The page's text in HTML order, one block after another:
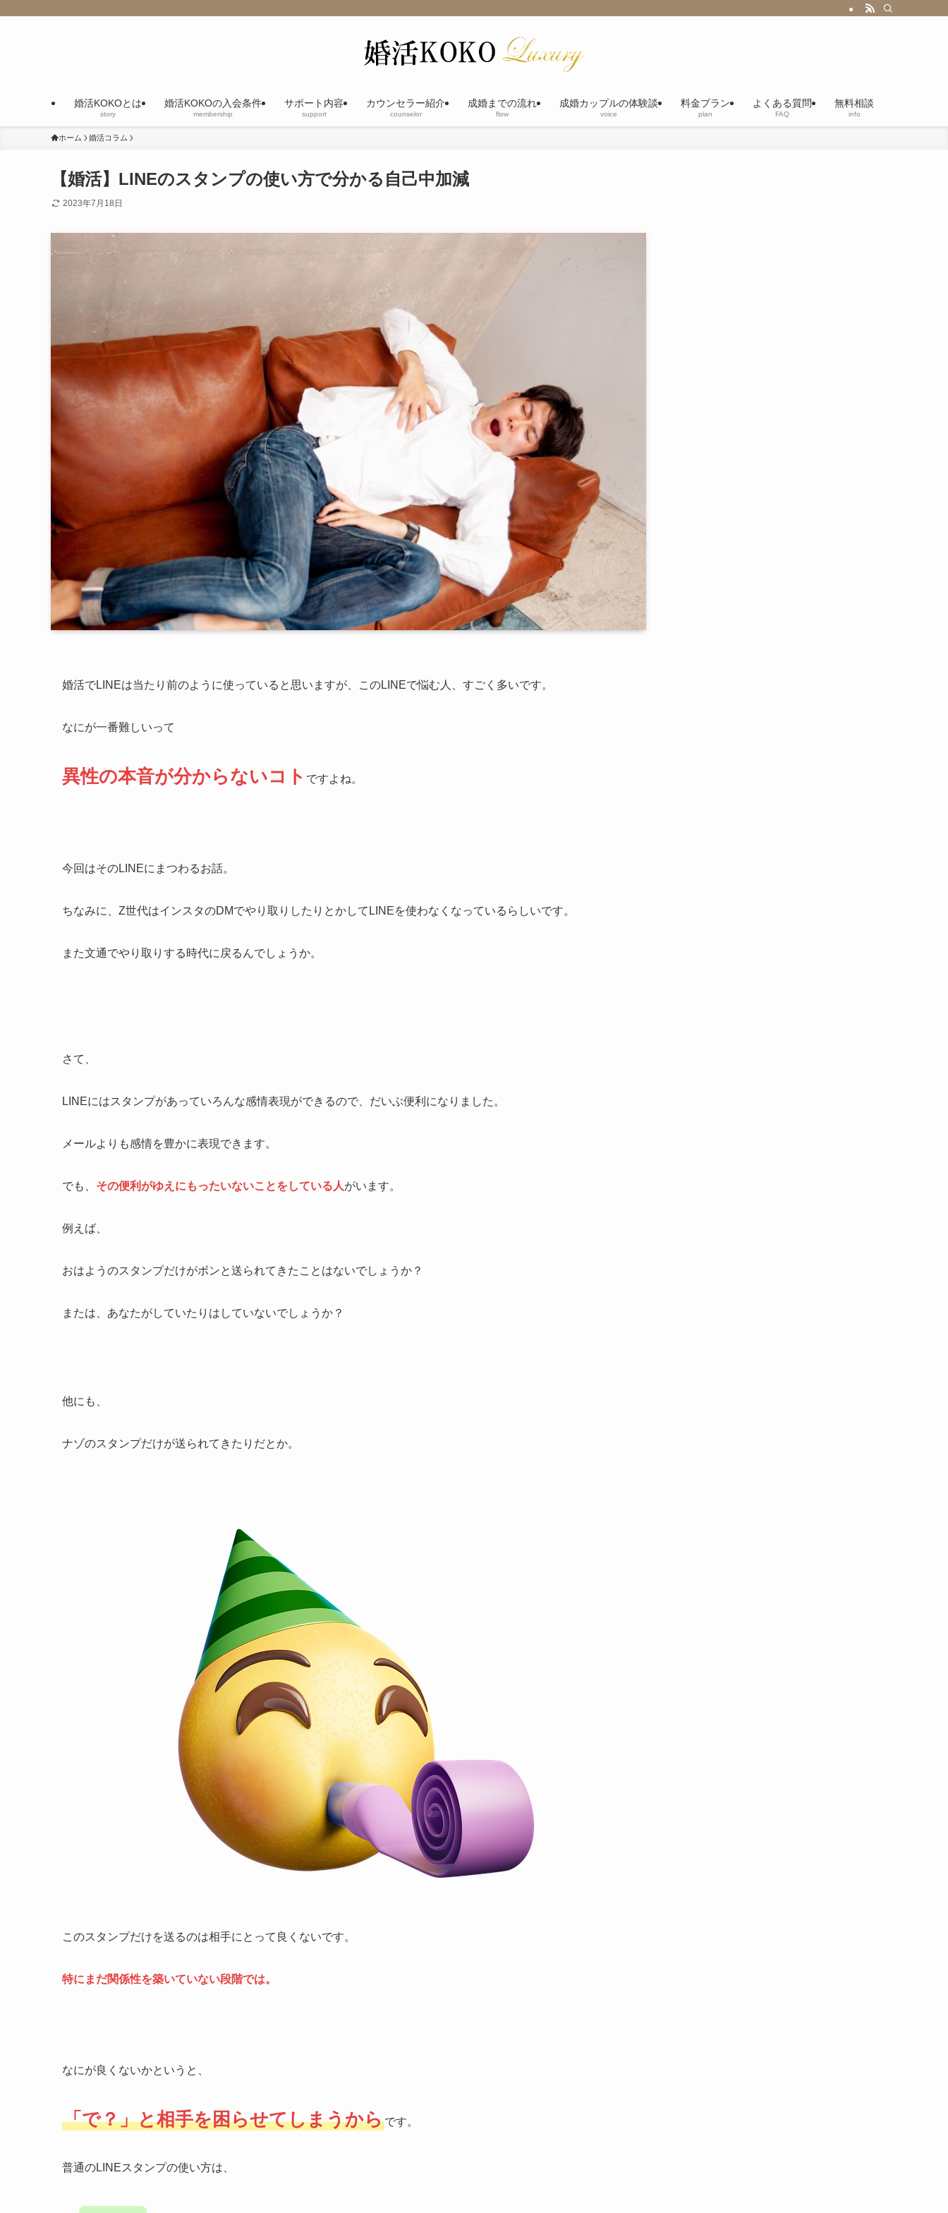
婚活KOKOとは
story
婚活KOKOの入会条件
membership
サポート内容
support
カウンセラー紹介
counselor
成婚までの流れ
flow
成婚カップルの体験談
voice
料金プラン
plan
よくある質問
FAQ
無料相談
info
ホーム 婚活コラム
【婚活】LINEのスタンプの使い方で分かる自己中加減
2023年7月18日
婚活でLINEは当たり前のように使っていると思いますが、このLINEで悩む人、すごく多いです。
なにが一番難しいって
異性の本音が分からないコト ですよね。
今回はそのLINEにまつわるお話。
ちなみに、Z世代はインスタのDMでやり取りしたりとかしてLINEを使わなくなっているらしいです。
また文通でやり取りする時代に戻るんでしょうか。
さて、
LINEにはスタンプがあっていろんな感情表現ができるので、だいぶ便利になりました。
メールよりも感情を豊かに表現できます。
でも、 その便利がゆえにもったいないことをしている人がいます。
例えば、
おはようのスタンプだけがボンと送られてきたことはないでしょうか？
または、あなたがしていたりはしていないでしょうか？
他にも、
ナゾのスタンプだけが送られてきたりだとか。
このスタンプだけを送るのは相手にとって良くないです。
特にまだ関係性を築いていない段階では。
なにが良くないかというと、
「で？」と相手を困らせてしまうからです。
普通のLINEスタンプの使い方は、